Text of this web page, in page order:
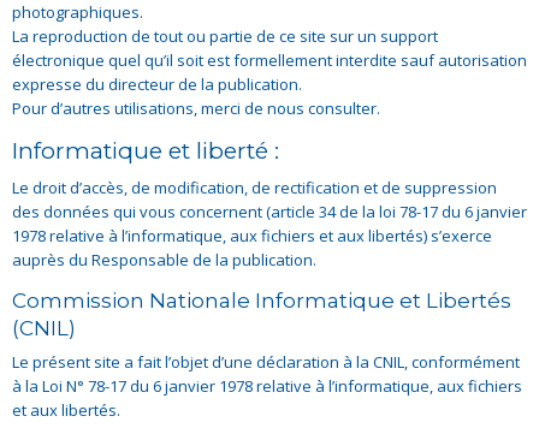
photographiques.
La reproduction de tout ou partie de ce site sur un support
électronique quel qu’il soit est formellement interdite sauf autorisation
expresse du directeur de la publication.
Pour d’autres utilisations, merci de nous consulter.
Informatique et liberté :
Le droit d’accès, de modification, de rectification et de suppression
des données qui vous concernent (article 34 de la loi 78-17 du 6 janvier
1978 relative à l’informatique, aux fichiers et aux libertés) s’exerce
auprès du Responsable de la publication.
Commission Nationale Informatique et Libertés
(CNIL)
Le présent site a fait l’objet d’une déclaration à la CNIL, conformément
à la Loi N° 78-17 du 6 janvier 1978 relative à l’informatique, aux fichiers
et aux libertés.